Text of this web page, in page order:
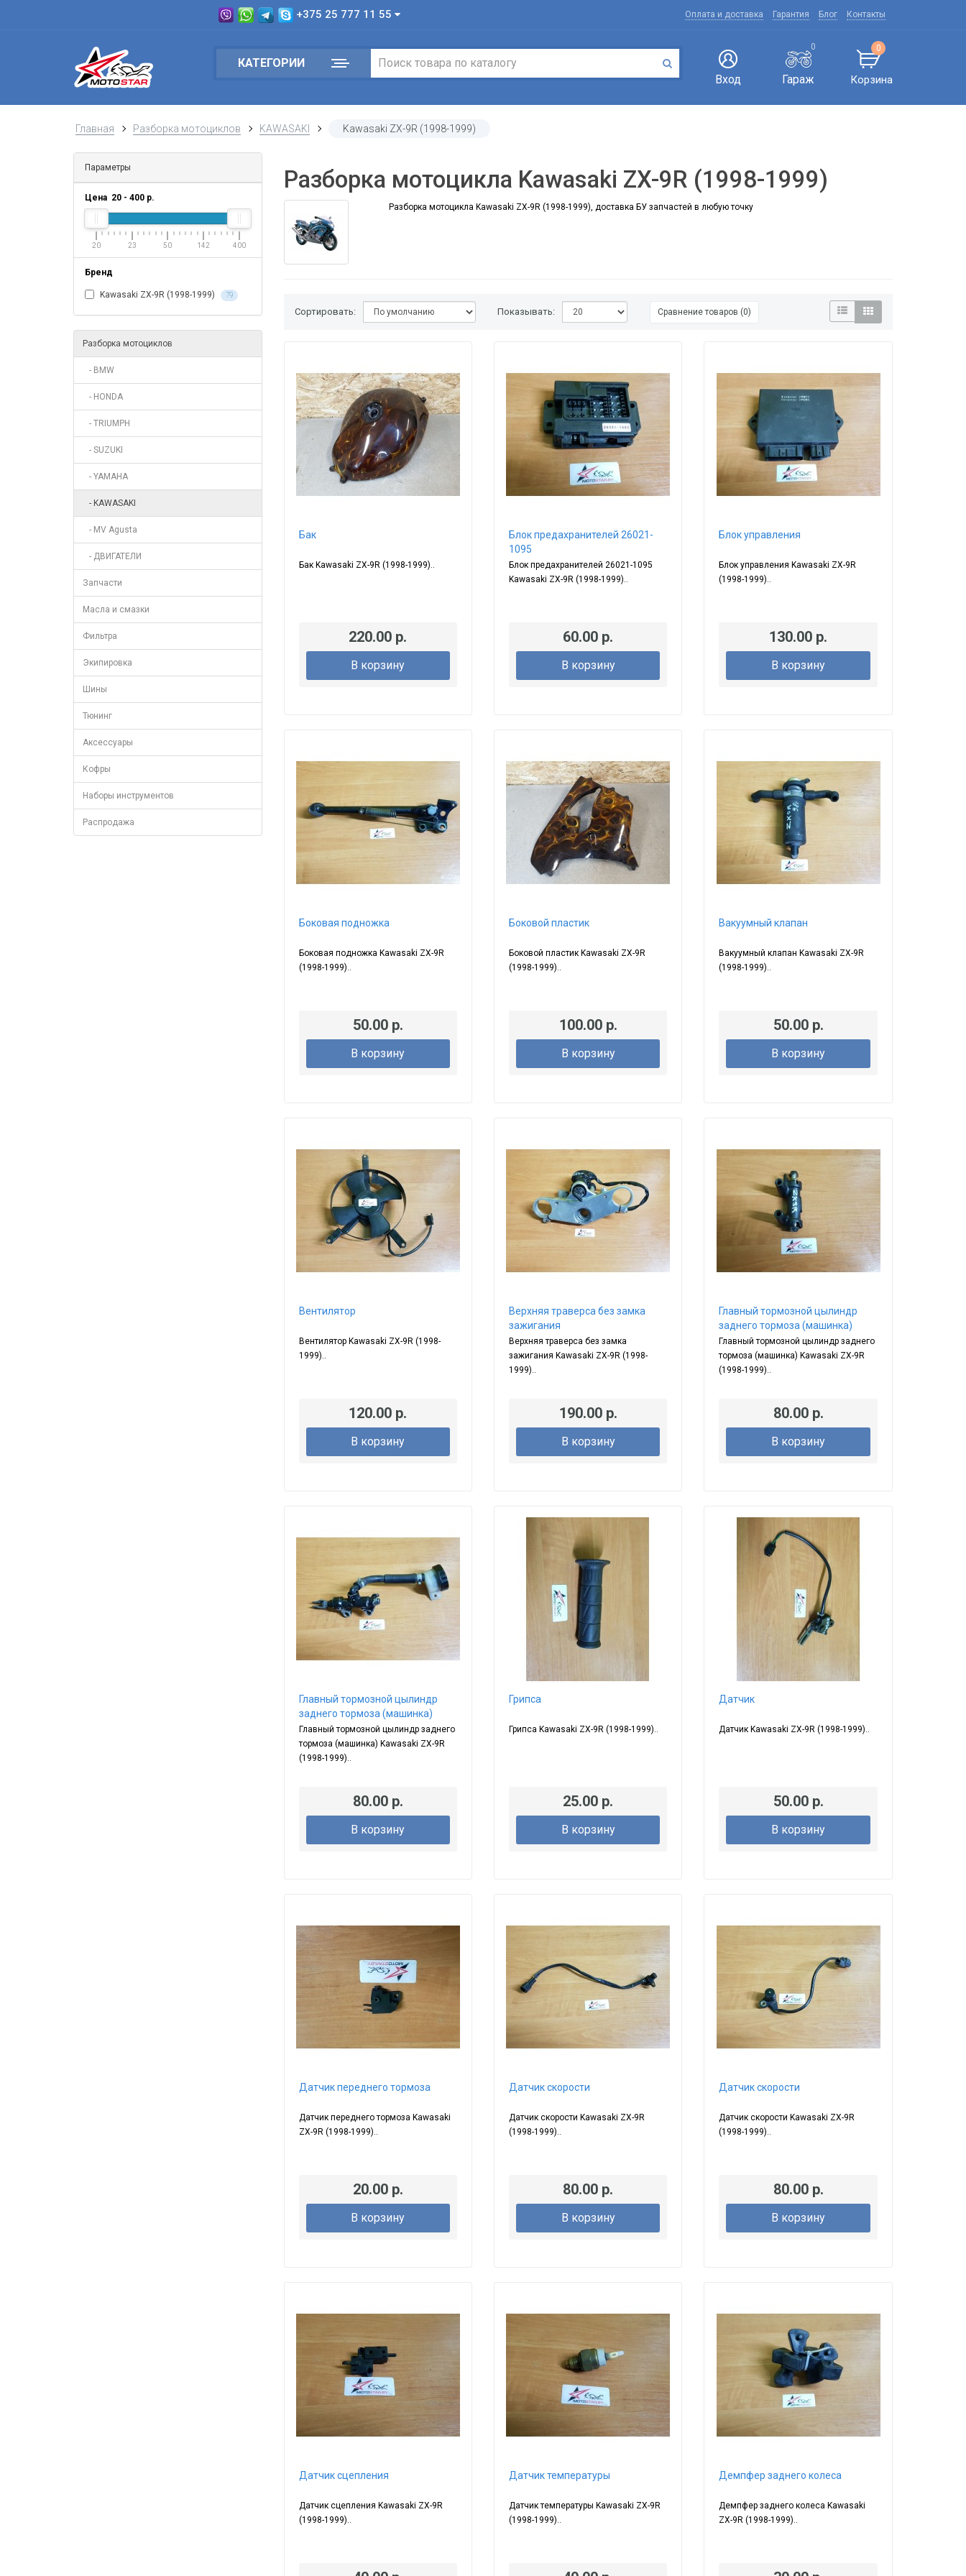
+375 25 777 11 55 Оплата и доставка Гарантия Блог Контакты
КАТЕГОРИИ
Вход
0
Гараж
0
Корзина
Главная Разборка мотоциклов KAWASAKI Kawasaki ZX-9R (1998-1999)
Параметры
Цена 20 - 400 р.
20 23 50 142 400
Бренд
Kawasaki ZX-9R (1998-1999) 79
Разборка мотоциклов
- BMW
- HONDA
- TRIUMPH
- SUZUKI
- YAMAHA
- KAWASAKI
- MV Agusta
- ДВИГАТЕЛИ
Запчасти
Масла и смазки
Фильтра
Экипировка
Шины
Тюнинг
Аксессуары
Кофры
Наборы инструментов
Распродажа
Разборка мотоцикла Kawasaki ZX-9R (1998-1999)
Разборка мотоцикла Kawasaki ZX-9R (1998-1999), доставка БУ запчастей в любую точку
Сортировать: Показывать: Сравнение товаров (0)
Бак
Бак Kawasaki ZX-9R (1998-1999)..
220.00 р.
В корзину
Блок предахранителей 26021-
1095
Блок предахранителей 26021-1095
Kawasaki ZX-9R (1998-1999)..
60.00 р.
В корзину
Блок управления
Блок управления Kawasaki ZX-9R
(1998-1999)..
130.00 р.
В корзину
Боковая подножка
Боковая подножка Kawasaki ZX-9R
(1998-1999)..
50.00 р.
В корзину
Боковой пластик
Боковой пластик Kawasaki ZX-9R
(1998-1999)..
100.00 р.
В корзину
Вакуумный клапан
Вакуумный клапан Kawasaki ZX-9R
(1998-1999)..
50.00 р.
В корзину
Вентилятор
Вентилятор Kawasaki ZX-9R (1998-
1999)..
120.00 р.
В корзину
Верхняя траверса без замка
зажигания
Верхняя траверса без замка
зажигания Kawasaki ZX-9R (1998-
1999)..
190.00 р.
В корзину
Главный тормозной цылиндр
заднего тормоза (машинка)
Главный тормозной цылиндр заднего
тормоза (машинка) Kawasaki ZX-9R
(1998-1999)..
80.00 р.
В корзину
Главный тормозной цылиндр
заднего тормоза (машинка)
Главный тормозной цылиндр заднего
тормоза (машинка) Kawasaki ZX-9R
(1998-1999)..
80.00 р.
В корзину
Грипса
Грипса Kawasaki ZX-9R (1998-1999)..
25.00 р.
В корзину
Датчик
Датчик Kawasaki ZX-9R (1998-1999)..
50.00 р.
В корзину
Датчик переднего тормоза
Датчик переднего тормоза Kawasaki
ZX-9R (1998-1999)..
20.00 р.
В корзину
Датчик скорости
Датчик скорости Kawasaki ZX-9R
(1998-1999)..
80.00 р.
В корзину
Датчик скорости
Датчик скорости Kawasaki ZX-9R
(1998-1999)..
80.00 р.
В корзину
Датчик сцепления
Датчик сцепления Kawasaki ZX-9R
(1998-1999)..
Датчик температуры
Датчик температуры Kawasaki ZX-9R
(1998-1999)..
Демпфер заднего колеса
Демпфер заднего колеса Kawasaki
ZX-9R (1998-1999)..